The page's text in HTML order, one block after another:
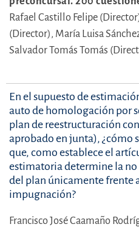
Rafael Castillo Felipe
(Director), María Luisa
Salvador Tomás Tomás
En el supuesto de
auto de homologación por
plan de reestructuración
aprobado en junta), ¿cómo
que, como establece el
estimatoria determine la no
del plan únicamente frente
impugnación?
Francisco José Caamaño